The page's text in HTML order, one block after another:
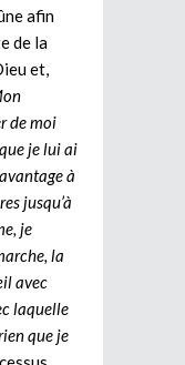
afin
de la
et,
de moi
je lui ai
à
jusqu’à
je
la
avec
laquelle
que je